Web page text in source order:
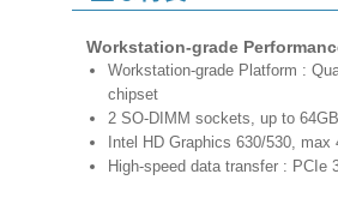
Workstation-grade
Workstation-grade Platform :
chipset
2 SO-DIMM sockets, up to
Intel HD Graphics 630/530, max
High-speed data transfer : PCIe